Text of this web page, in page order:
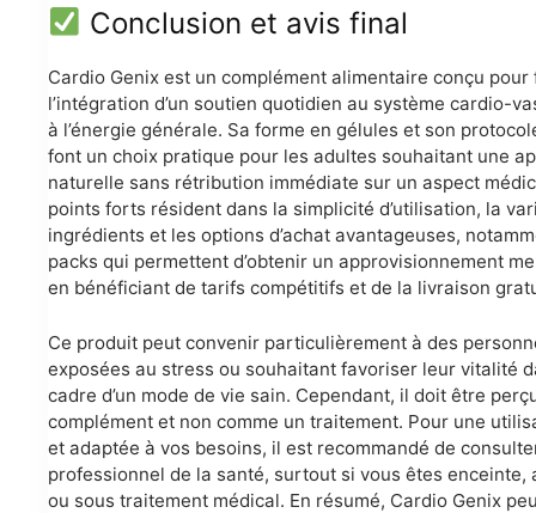
Conclusion et avis final
Cardio Genix est un complément alimentaire conçu
l’intégration d’un soutien quotidien au système cardio-
à l’énergie générale. Sa forme en gélules et son
font un choix pratique pour les adultes souhaitant une
naturelle sans rétribution immédiate sur un aspect
points forts résident dans la simplicité d’utilisation, la
ingrédients et les options d’achat avantageuses,
packs qui permettent d’obtenir un approvisionnement
en bénéficiant de tarifs compétitifs et de la livraison
Ce produit peut convenir particulièrement à des
exposées au stress ou souhaitant favoriser leur vitalité
cadre d’un mode de vie sain. Cependant, il doit être
complément et non comme un traitement. Pour une
et adaptée à vos besoins, il est recommandé de
professionnel de la santé, surtout si vous êtes enceinte,
ou sous traitement médical. En résumé, Cardio Genix